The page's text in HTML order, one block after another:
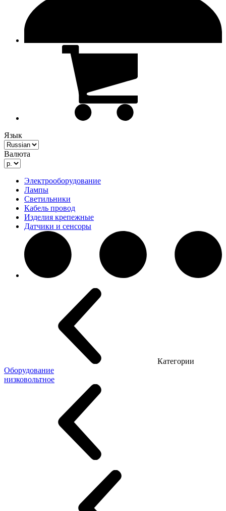
Язык
Валюта
Электрооборудование
Лампы
Светильники
Кабель провод
Изделия крепежные
Датчики и сенсоры
Категории
Оборудование
низковольтное